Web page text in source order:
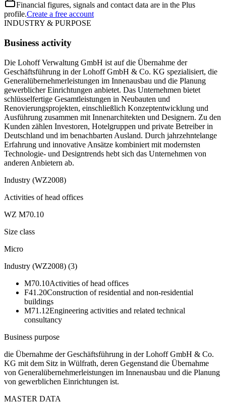
Financial figures, signals and contact data are in the Plus
profile.Create a free account
INDUSTRY & PURPOSE
Business activity
Die Lohoff Verwaltung GmbH ist auf die Übernahme der
Geschäftsführung in der Lohoff GmbH & Co. KG spezialisiert, die
Generalübernehmerleistungen im Innenausbau und die Planung
gewerblicher Einrichtungen anbietet. Das Unternehmen bietet
schlüsselfertige Gesamtleistungen in Neubauten und
Renovierungsprojekten, einschließlich Konzeptentwicklung und
Ausführung zusammen mit Innenarchitekten und Designern. Zu den
Kunden zählen Investoren, Hotelgruppen und private Betreiber in
Deutschland und im benachbarten Ausland. Durch jahrzehntelange
Erfahrung und innovative Ansätze kombiniert mit modernsten
Technologie- und Designtrends hebt sich das Unternehmen von
anderen Anbietern ab.
Industry (WZ2008)
Activities of head offices
WZ M70.10
Size class
Micro
Industry (WZ2008) (3)
M70.10Activities of head offices
F41.20Construction of residential and non-residential
buildings
M71.12Engineering activities and related technical
consultancy
Business purpose
die Übernahme der Geschäftsführung in der Lohoff GmbH & Co.
KG mit dem Sitz in Wülfrath, deren Gegenstand die Übernahme
von Generalübernehmerleistungen im Innenausbau und die Planung
von gewerblichen Einrichtungen ist.
MASTER DATA